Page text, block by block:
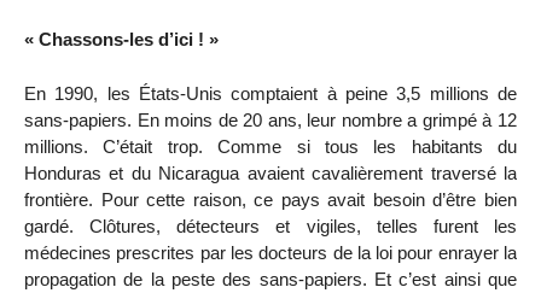
« Chassons-les d’ici ! »
En 1990, les États-Unis comptaient à peine 3,5 millions de
sans-papiers. En moins de 20 ans, leur nombre a grimpé à 12
millions. C’était trop. Comme si tous les habitants du
Honduras et du Nicaragua avaient cavalièrement traversé la
frontière. Pour cette raison, ce pays avait besoin d’être bien
gardé. Clôtures, détecteurs et vigiles, telles furent les
médecines prescrites par les docteurs de la loi pour enrayer la
propagation de la peste des sans-papiers. Et c’est ainsi que